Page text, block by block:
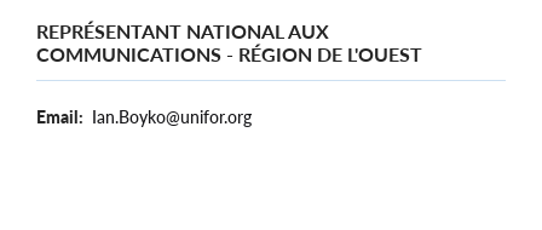
REPRÉSENTANT NATIONAL AUX
COMMUNICATIONS - RÉGION DE L'OUEST
Email Ian.Boyko@unifor.org